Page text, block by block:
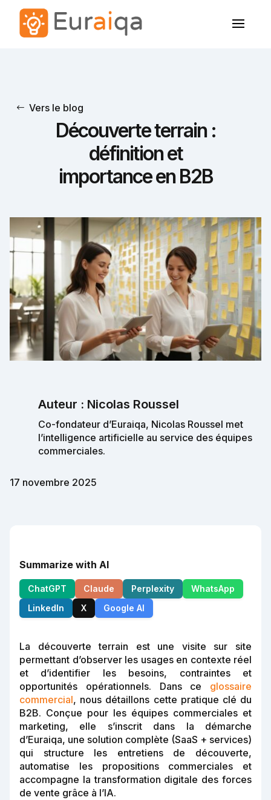
Vers le blog
Découverte terrain :
définition et
importance en B2B
Auteur : Nicolas Roussel
Co-fondateur d’Euraiqa, Nicolas Roussel met
l’intelligence artificielle au service des équipes
commerciales.
17 novembre 2025
Summarize with AI
ChatGPT Claude Perplexity
WhatsApp
LinkedIn
X Google AI
La découverte terrain est une visite sur site
permettant d’observer les usages en contexte réel
et d’identifier les besoins, contraintes et
opportunités opérationnels. Dans ce glossaire
commercial, nous détaillons cette pratique clé du
B2B. Conçue pour les équipes commerciales et
marketing, elle s’inscrit dans la démarche
d’Euraiqa, une solution complète (SaaS + services)
qui structure les entretiens de découverte,
automatise les propositions commerciales et
accompagne la transformation digitale des forces
de vente grâce à l’IA.